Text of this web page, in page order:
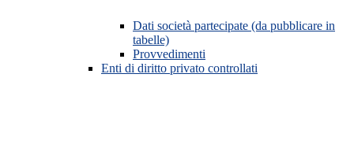
Dati società partecipate (da pubblicare in
tabelle)
Provvedimenti
Enti di diritto privato controllati